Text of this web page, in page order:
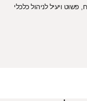
ויעיל לניהול כלכלי